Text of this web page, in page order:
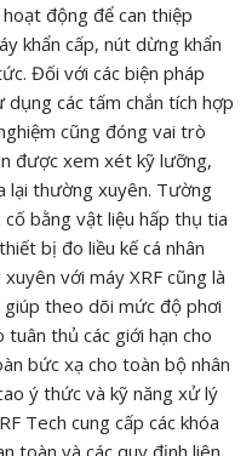
động để can thiệp
khẩn cấp, nút dừng khẩn
Đối với các biện pháp
các tấm chắn tích hợp
cũng đóng vai trò
được xem xét kỹ lưỡng,
lại thường xuyên. Tường
bằng vật liệu hấp thụ tia
bị đo liều kế cá nhân
với máy XRF cũng là
theo dõi mức độ phơi
tuân thủ các giới hạn cho
bức xạ cho toàn bộ nhân
ý thức và kỹ năng xử lý
Tech cung cấp các khóa
toàn và các quy định liên